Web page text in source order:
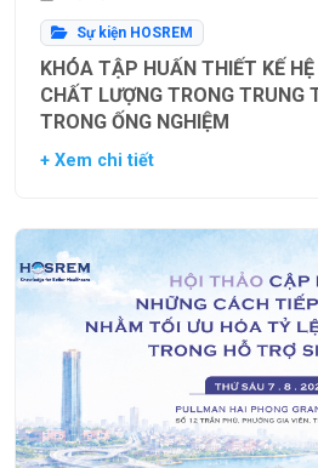
Sự kiện HOSREM
KHÓA TẬP HUẤN THIẾT KẾ
CHẤT LƯỢNG TRONG TRUNG
TRONG ỐNG NGHIỆM
+ Xem chi tiết